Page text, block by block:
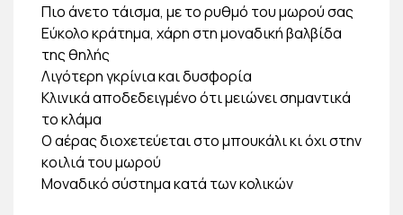
Πιο άνετο τάισμα, με το ρυθμό του μωρού σας
Εύκολο κράτημα, χάρη στη μοναδική βαλβίδα
της θηλής
Λιγότερη γκρίνια και δυσφορία
Κλινικά αποδεδειγμένο ότι μειώνει σημαντικά
το κλάμα
Ο αέρας διοχετεύεται στο μπουκάλι κι όχι στην
κοιλιά του μωρού
Μοναδικό σύστημα κατά των κολικών